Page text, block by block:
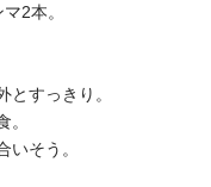
2本。
すっきり。
そう。